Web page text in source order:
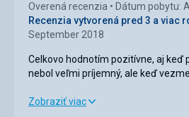
Služby
Cena
Pláž
bolo super.
Overená recenzia
Dátum pobytu:
Recenzia vytvorená pred 3 a viac
September 2018
Celkovo hodnotím pozitívne, aj keď
nebol veľmi príjemný, ale keď
bolo v pohode, nie hrozné. Ale
Celkovo hodnotím pozitívne, aj keď
Zobraziť viac